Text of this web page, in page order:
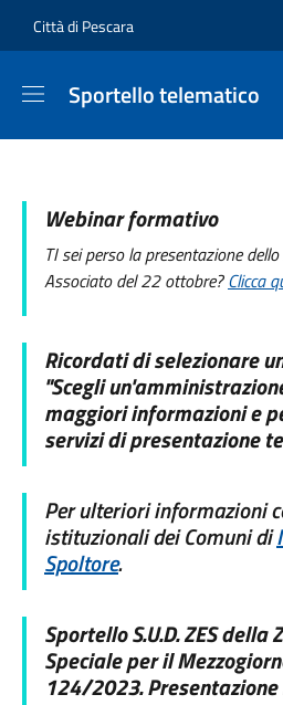
Città di Pescara
Sportello telematico
Webinar formativo
TI sei perso la presentazione
Associato del 22 ottobre?Clicca
Ricordati di selezionare
"Scegli
maggiori informazioni e
servizi di presentazione
Per ulteriori informazioni
istituzionali dei Comuni di
Spoltore.
Sportello S.U.D. ZES della
Speciale per il
124/2023.